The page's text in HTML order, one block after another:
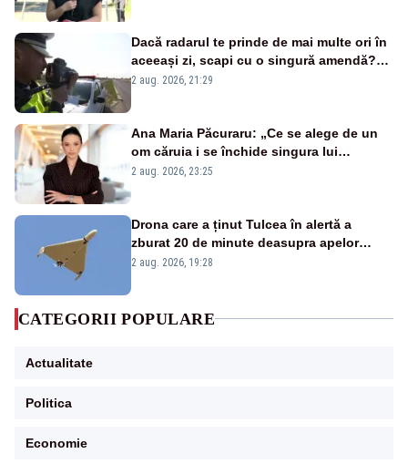
Dacă radarul te prinde de mai multe ori în
aceeași zi, scapi cu o singură amendă?
Ce spune legea
2 aug. 2026, 21:29
Ana Maria Păcuraru: „Ce se alege de un
om căruia i se închide singura lui
portiță?”
2 aug. 2026, 23:25
Drona care a ținut Tulcea în alertă a
zburat 20 de minute deasupra apelor
României. Au fost ridicate două F-16
2 aug. 2026, 19:28
CATEGORII POPULARE
Actualitate
Politica
Economie